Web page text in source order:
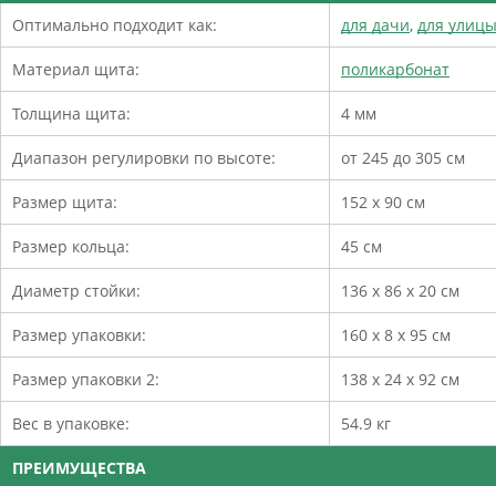
Оптимально подходит как: для дачи, для
Материал щита: поликарбонат
Толщина щита: 4 мм
Диапазон регулировки по высоте: от 245 до 305 см
Размер щита: 152 х 90 см
Размер кольца: 45 см
Диаметр стойки: 136 х 86 х 20 см
Размер упаковки: 160 х 8 х 95 см
Размер упаковки 2: 138 х 24 х 92 см
Вес в упаковке: 54.9 кг
ПРЕИМУЩЕСТВА